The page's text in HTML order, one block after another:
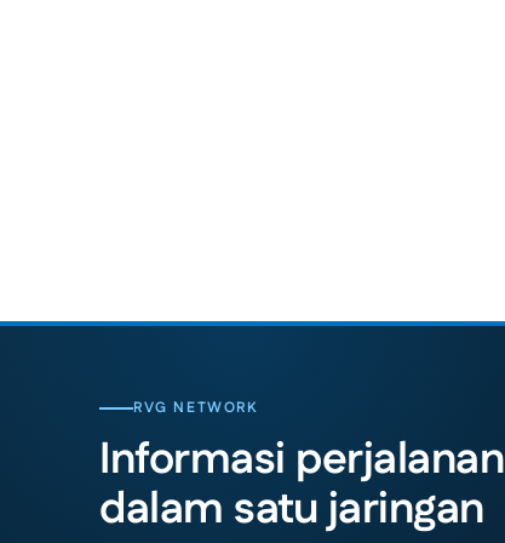
RVG NETWORK
Informasi perjalanan
dalam satu jaringan